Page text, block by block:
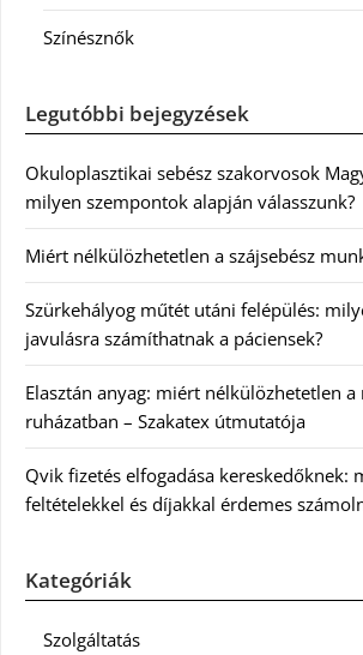
Színésznők
Legutóbbi bejegyzések
Okuloplasztikai sebész szakorvosok
milyen szempontok alapján válasszunk?
Miért nélkülözhetetlen a szájsebész
Szürkehályog műtét utáni felépülés:
javulásra számíthatnak a páciensek?
Elasztán anyag: miért nélkülözhetetlen a
ruházatban – Szakatex útmutatója
Qvik fizetés elfogadása kereskedőknek:
feltételekkel és díjakkal érdemes
Kategóriák
Szolgáltatás